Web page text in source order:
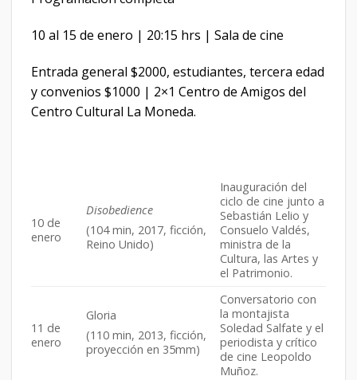
10 al 15 de enero | 20:15 hrs | Sala de cine
Entrada general $2000, estudiantes, tercera edad
y convenios $1000 | 2×1 Centro de Amigos del
Centro Cultural La Moneda.
10 de
enero
Disobedience
(104 min, 2017, ficción,
Reino Unido)
Inauguración del
ciclo de cine junto a
Sebastián Lelio y
Consuelo Valdés,
ministra de la
Cultura, las Artes y
el Patrimonio.
11 de
enero
Gloria
(110 min, 2013, ficción,
proyección en 35mm)
Conversatorio con
la montajista
Soledad Salfate y el
periodista y crítico
de cine Leopoldo
Muñoz.